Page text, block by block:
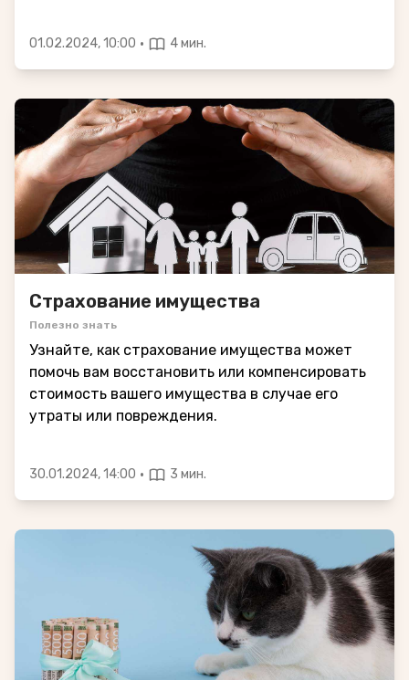
01.02.2024, 10:00 · 4 мин.
Страхование имущества
Полезно знать
Узнайте, как страхование имущества может
помочь вам восстановить или компенсировать
стоимость вашего имущества в случае его
утраты или повреждения.
30.01.2024, 14:00 · 3 мин.